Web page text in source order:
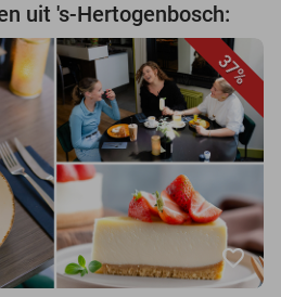
uit 's-Hertogenbosch:
37%
favorite_border